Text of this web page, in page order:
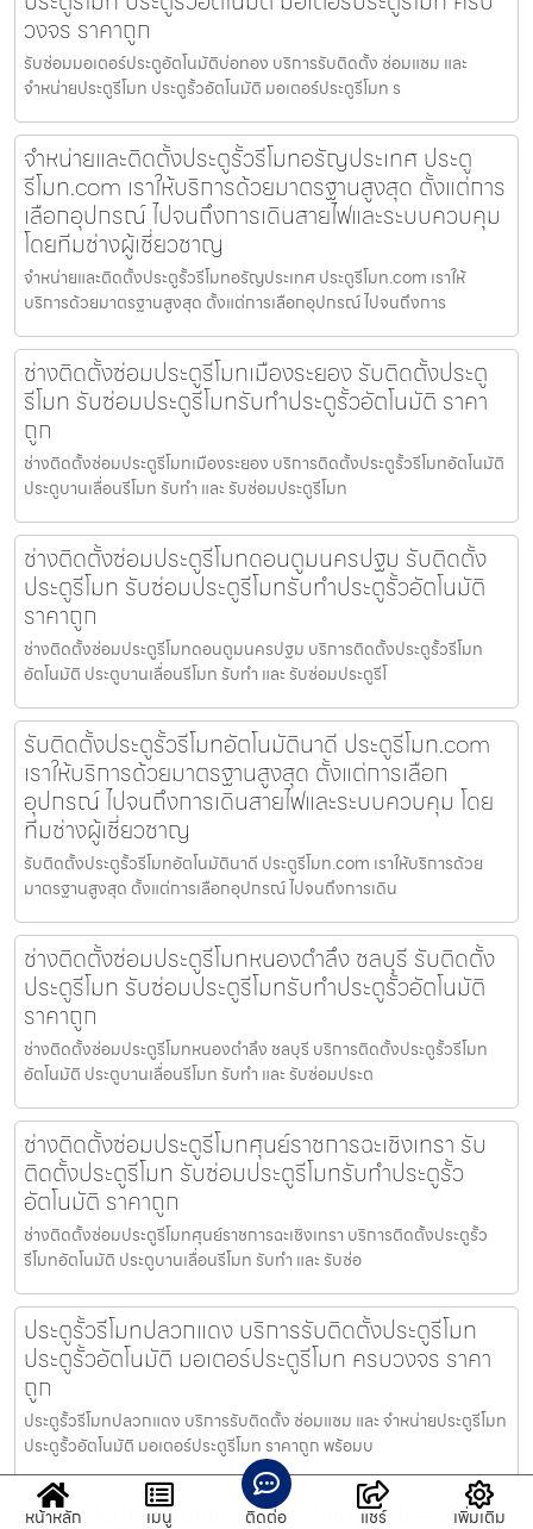
วงจร ราคาถูก
รับซ่อมมอเตอร์ประตูอัตโนมัติบ่อทอง บริการรับติดตั้ง ซ่อมแซม และ
จำหน่ายประตูรีโมท ประตูรั้วอัตโนมัติ มอเตอร์ประตูรีโมท ร
จำหน่ายและติดตั้งประตูรั้วรีโมทอรัญประเทศ ประตู
รีโมท.com เราให้บริการด้วยมาตรฐานสูงสุด ตั้งแต่การ
เลือกอุปกรณ์ ไปจนถึงการเดินสายไฟและระบบควบคุม
โดยทีมช่างผู้เชี่ยวชาญ
จำหน่ายและติดตั้งประตูรั้วรีโมทอรัญประเทศ ประตูรีโมท.com เราให้
บริการด้วยมาตรฐานสูงสุด ตั้งแต่การเลือกอุปกรณ์ ไปจนถึงการ
ช่างติดตั้งซ่อมประตูรีโมทเมืองระยอง รับติดตั้งประตู
รีโมท รับซ่อมประตูรีโมทรับทำประตูรั้วอัตโนมัติ ราคา
ถูก
ช่างติดตั้งซ่อมประตูรีโมทเมืองระยอง บริการติดตั้งประตูรั้วรีโมทอัตโนมัติ
ประตูบานเลื่อนรีโมท รับทำ และ รับซ่อมประตูรีโมท
ช่างติดตั้งซ่อมประตูรีโมทดอนตูมนครปฐม รับติดตั้ง
ประตูรีโมท รับซ่อมประตูรีโมทรับทำประตูรั้วอัตโนมัติ
ราคาถูก
ช่างติดตั้งซ่อมประตูรีโมทดอนตูมนครปฐม บริการติดตั้งประตูรั้วรีโมท
อัตโนมัติ ประตูบานเลื่อนรีโมท รับทำ และ รับซ่อมประตูรีโ
รับติดตั้งประตูรั้วรีโมทอัตโนมัตินาดี ประตูรีโมท.com
เราให้บริการด้วยมาตรฐานสูงสุด ตั้งแต่การเลือก
อุปกรณ์ ไปจนถึงการเดินสายไฟและระบบควบคุม โดย
ทีมช่างผู้เชี่ยวชาญ
รับติดตั้งประตูรั้วรีโมทอัตโนมัตินาดี ประตูรีโมท.com เราให้บริการด้วย
มาตรฐานสูงสุด ตั้งแต่การเลือกอุปกรณ์ ไปจนถึงการเดิน
ช่างติดตั้งซ่อมประตูรีโมทหนองตำลึง ชลบุรี รับติดตั้ง
ประตูรีโมท รับซ่อมประตูรีโมทรับทำประตูรั้วอัตโนมัติ
ราคาถูก
ช่างติดตั้งซ่อมประตูรีโมทหนองตำลึง ชลบุรี บริการติดตั้งประตูรั้วรีโมท
อัตโนมัติ ประตูบานเลื่อนรีโมท รับทำ และ รับซ่อมประต
ช่างติดตั้งซ่อมประตูรีโมทศุนย์ราชการฉะเชิงเทรา รับ
ติดตั้งประตูรีโมท รับซ่อมประตูรีโมทรับทำประตูรั้ว
อัตโนมัติ ราคาถูก
ช่างติดตั้งซ่อมประตูรีโมทศุนย์ราชการฉะเชิงเทรา บริการติดตั้งประตูรั้ว
รีโมทอัตโนมัติ ประตูบานเลื่อนรีโมท รับทำ และ รับซ่อ
ประตูรั้วรีโมทปลวกแดง บริการรับติดตั้งประตูรีโมท
ประตูรั้วอัตโนมัติ มอเตอร์ประตูรีโมท ครบวงจร ราคา
ถูก
ประตูรั้วรีโมทปลวกแดง บริการรับติดตั้ง ซ่อมแซม และ จำหน่ายประตูรีโมท
ประตูรั้วอัตโนมัติ มอเตอร์ประตูรีโมท ราคาถูก พร้อมบ
ช่างติดตั้งประตูรีโมทเกาะจันทร์ จำหน่ายอะไหล่ประตู
หน้าหลัก เมนู ติดต่อ แชร์ เพิ่มเติม